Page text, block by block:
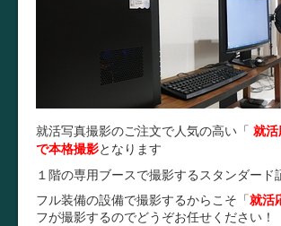
就活写真撮影のご注文で人気の高い「 就活
で本格撮影となります
１階の専用ブースで撮影するスタンダー
フル装備の設備で撮影するからこそ 「就活
フが撮影するのでどうぞお任せください！